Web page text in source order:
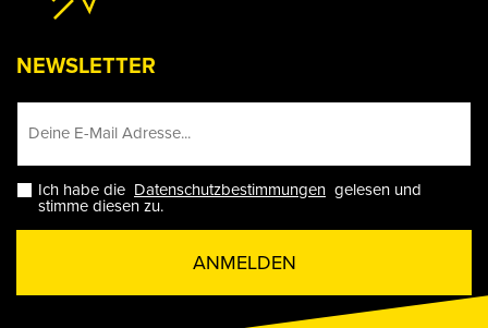
NEWSLETTER
Ich habe die Datenschutzbestimmungen gelesen und
stimme diesen zu.
ANMELDEN